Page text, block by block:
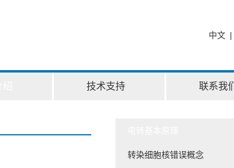
中文 |
技术支持 联系我们
转染细胞核错误概念